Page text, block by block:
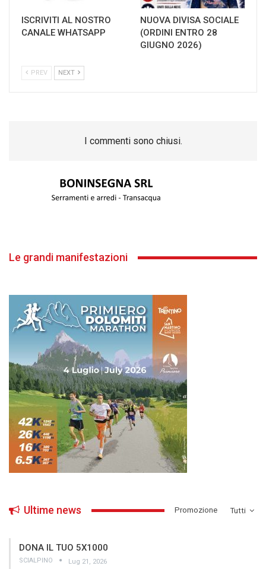
ISCRIVITI AL NOSTRO
CANALE WHATSAPP
NUOVA DIVISA SOCIALE
(ORDINI ENTRO 28
GIUGNO 2026)
PREV NEXT
I commenti sono chiusi.
Le grandi manifestazioni
Tutti
Ultime news ­Promozione
DONA IL TUO 5X1000
SCIALPINO Lug 21, 2026